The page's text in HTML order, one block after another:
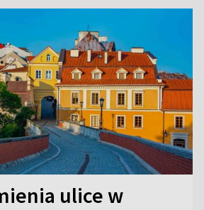
ulice w